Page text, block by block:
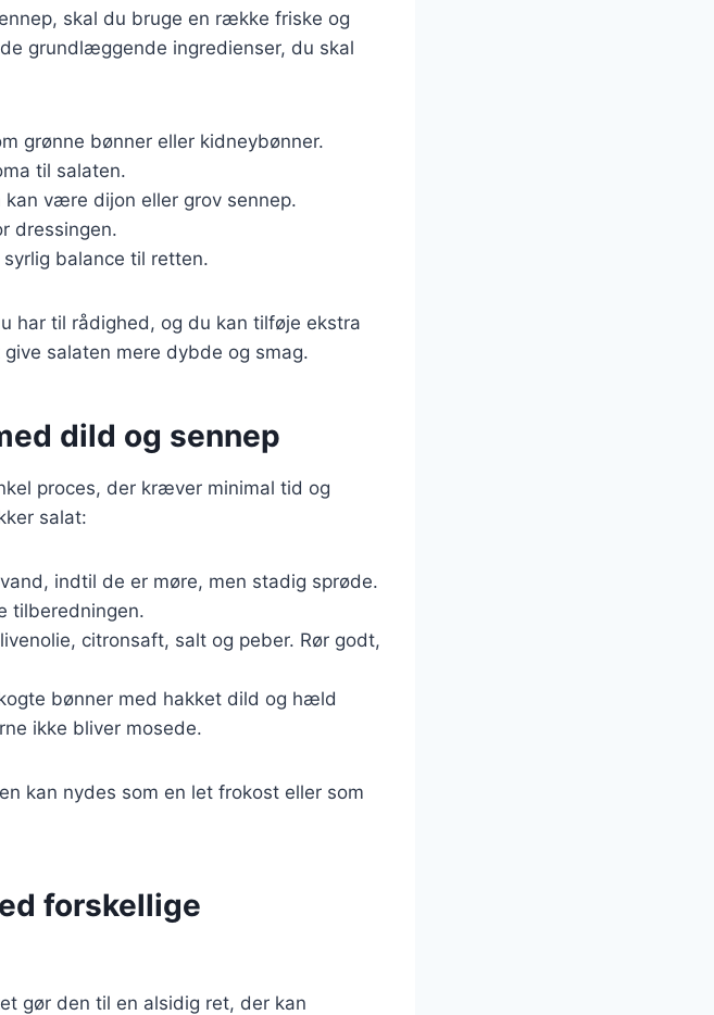
skal du bruge en række friske og
grundlæggende ingredienser, du skal
grønne bønner eller kidneybønner.
til salaten.
være dijon eller grov sennep.
dressingen.
balance til retten.
har til rådighed, og du kan tilføje ekstra
salaten mere dybde og smag.
dild og sennep
proces, der kræver minimal tid og
salat:
indtil de er møre, men stadig sprøde.
tilberedningen.
citronsaft, salt og peber. Rør godt,
bønner med hakket dild og hæld
ikke bliver mosede.
kan nydes som en let frokost eller som
forskellige
gør den til en alsidig ret, der kan